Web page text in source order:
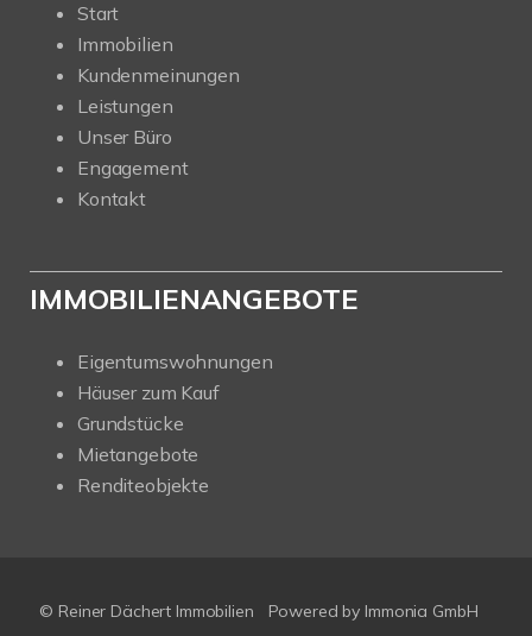
Start
Immobilien
Kundenmeinungen
Leistungen
Unser Büro
Engagement
Kontakt
IMMOBILIENANGEBOTE
Eigentumswohnungen
Häuser zum Kauf
Grundstücke
Mietangebote
Renditeobjekte
© Reiner Dächert Immobilien Powered by Immonia GmbH